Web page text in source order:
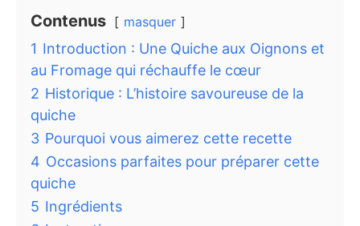
Contenus masquer
1 Introduction : Une Quiche aux Oignons et
au Fromage qui réchauffe le cœur
2 Historique : L’histoire savoureuse de la
quiche
3 Pourquoi vous aimerez cette recette
4 Occasions parfaites pour préparer cette
quiche
5 Ingrédients